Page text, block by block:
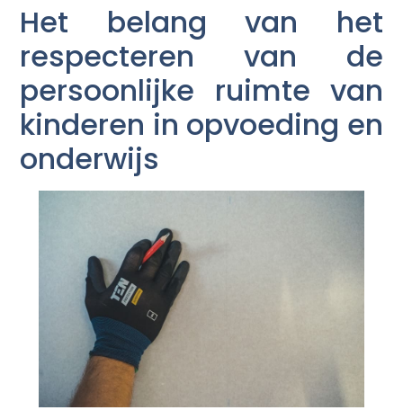
Het belang van het
respecteren van de
persoonlijke ruimte van
kinderen in opvoeding en
onderwijs